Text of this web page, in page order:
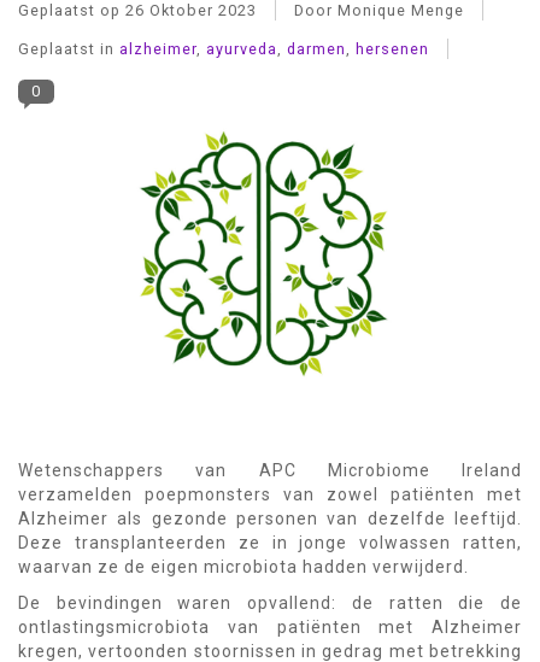
Geplaatst op 26 Oktober 2023 Door Monique Menge
Geplaatst in alzheimer, ayurveda, darmen, hersenen
0
Wetenschappers van APC Microbiome Ireland
verzamelden poepmonsters van zowel patiënten met
Alzheimer als gezonde personen van dezelfde leeftijd.
Deze transplanteerden ze in jonge volwassen ratten,
waarvan ze de eigen microbiota hadden verwijderd.
De bevindingen waren opvallend: de ratten die de
ontlastingsmicrobiota van patiënten met Alzheimer
kregen, vertoonden stoornissen in gedrag met betrekking